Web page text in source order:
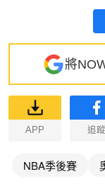
將
APP 追蹤
NBA季後賽